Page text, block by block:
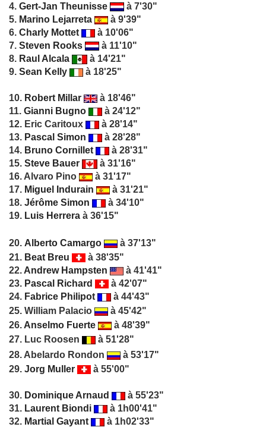
4. Gert-Jan Theunisse
à 7'30"
5. Marino Lejarreta
à 9'39"
6. Charly Mottet
à 10'06"
7. Steven Rooks
à 11'10"
8. Raul Alcala
à 14'21"
9. Sean Kelly à 18'25"
10. Robert Millar
à 18'46"
11. Gianni Bugno
à 24'12"
12. Eric Caritoux
à 28'14"
13. Pascal Simon
à 28'28"
14. Bruno Cornillet
à 28'31"
15. Steve Bauer
à 31'16"
16. Alvaro Pino
à 31'17"
17. Miguel Indurain
à 31'21"
18. Jérôme Simon
à 34'10"
19. Luis Herrera à 36'15"
20. Alberto Camargo
à 37'13"
21. Beat Breu
à 38'35"
22. Andrew Hampsten
à 41'41"
23. Pascal Richard
à 42'07"
24. Fabrice Philipot
à 44'43"
25. William Palacio
à 45'42"
26. Anselmo Fuerte
à 48'39"
27. Luc Roosen
à 51'28"
28. Abelardo Rondon
à 53'17"
29. Jorg Muller à 55'00"
30. Dominique Arnaud
à 55'23"
31. Laurent Biondi
à 1h00'41"
32. Martial Gayant
à 1h02'33"